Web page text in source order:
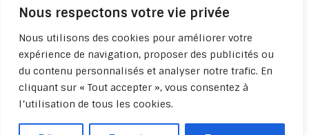
Nous respectons votre vie privée
Nous utilisons des cookies pour améliorer votre
expérience de navigation, proposer des publicités ou
du contenu personnalisés et analyser notre trafic. En
cliquant sur « Tout accepter », vous consentez à
l’utilisation de tous les cookies.
Commencer